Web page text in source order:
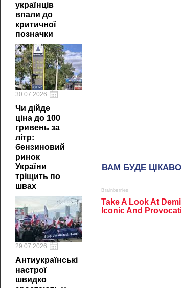
українців
впали до
критичної
позначки
30.07.2026
Чи дійде
ціна до 100
гривень за
літр:
бензиновий
ринок
України
тріщить по
швах
29.07.2026
Антиукраїнські
настрої
швидко